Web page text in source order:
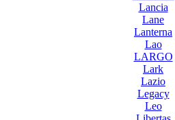
Lancia
Lane
Lanterna
Lao
LARGO
Lark
Lazio
Legacy
Leo